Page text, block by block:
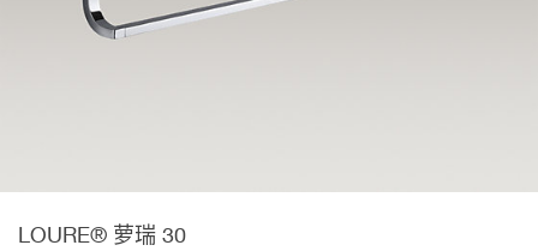
LOURE® 萝瑞 30